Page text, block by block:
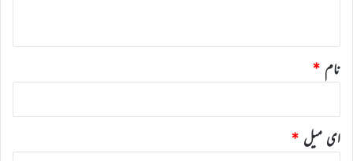
نام *
ای میل *